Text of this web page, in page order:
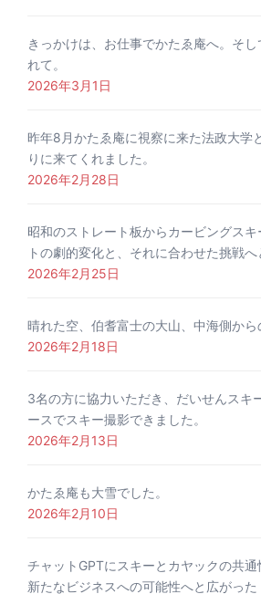
きっかけは、お仕事でかたゑ庵へ。そ
れて。
2026年3月1日
昨年8月かたゑ庵に視察に来た法政大学
りに来てくれました。
2026年2月28日
昭和のストレート板からカービングス
トの劇的変化と、それに合わせた挑戦へ
2026年2月25日
晴れた空、伯耆富士の大山、中海側から
2026年2月18日
3名の方に協力いただき、だいせんスキ
ースでスキー撮影できました。
2026年2月13日
かたゑ庵も大雪でした。
2026年2月10日
チャットGPTにスキーとカヤックの共
新たなビジネスへの可能性へと広がった